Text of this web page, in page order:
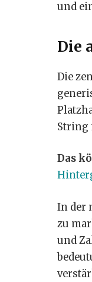
und
Die
Die
String
Das
In der
zu
und